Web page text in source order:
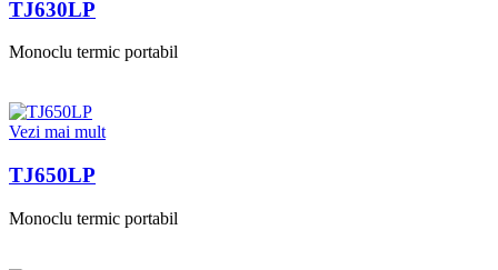
TJ630LP
Monoclu termic portabil
Vezi mai mult
TJ650LP
Monoclu termic portabil